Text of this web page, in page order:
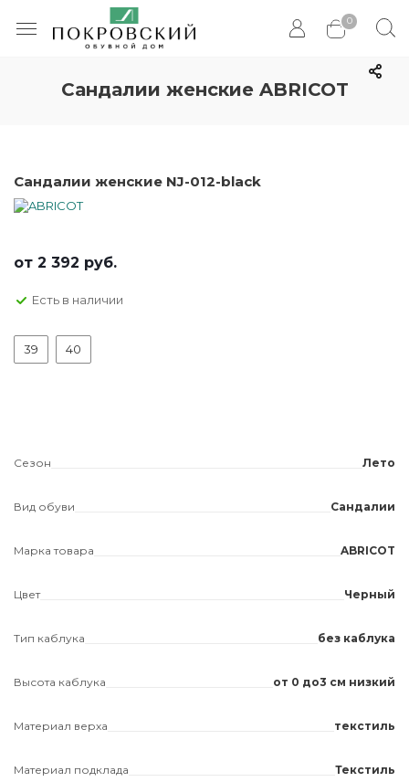
0
Сандалии женские ABRICOT
Сандалии женские NJ-012-black
от 2 392 руб.
Есть в наличии
39 40
Сезон Лето
Вид обуви Сандалии
Марка товара ABRICOT
Цвет Черный
Тип каблука без каблука
Высота каблука от 0 до3 см низкий
Материал верха текстиль
Материал подклада Текстиль